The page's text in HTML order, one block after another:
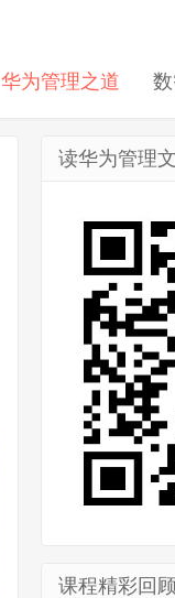
华为管理之道
读华为管理
课程精彩回顾